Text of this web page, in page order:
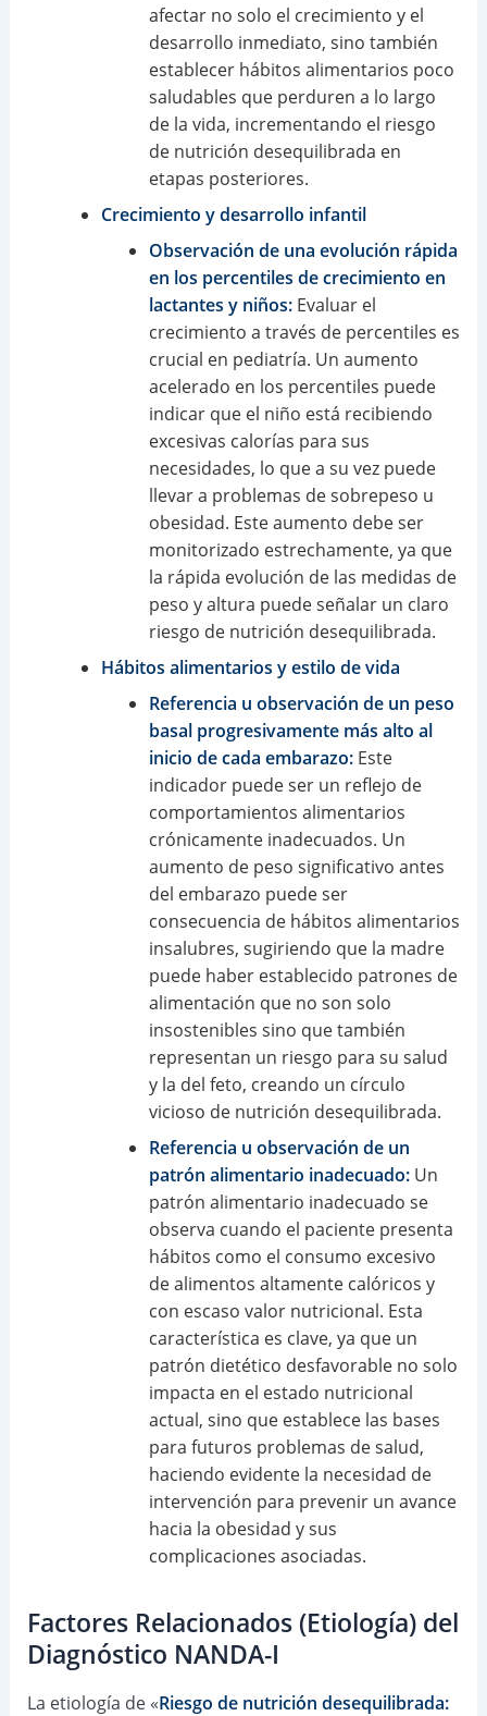
afectar no solo el crecimiento y el
desarrollo inmediato, sino también
establecer hábitos alimentarios poco
saludables que perduren a lo largo
de la vida, incrementando el riesgo
de nutrición desequilibrada en
etapas posteriores.
Crecimiento y desarrollo infantil
Observación de una evolución rápida
en los percentiles de crecimiento en
lactantes y niños:Evaluar el
crecimiento a través de percentiles es
crucial en pediatría. Un aumento
acelerado en los percentiles puede
indicar que el niño está recibiendo
excesivas calorías para sus
necesidades, lo que a su vez puede
llevar a problemas de sobrepeso u
obesidad. Este aumento debe ser
monitorizado estrechamente, ya que
la rápida evolución de las medidas de
peso y altura puede señalar un claro
riesgo de nutrición desequilibrada.
Hábitos alimentarios y estilo de vida
Referencia u observación de un peso
basal progresivamente más alto al
inicio de cada embarazo:Este
indicador puede ser un reflejo de
comportamientos alimentarios
crónicamente inadecuados. Un
aumento de peso significativo antes
del embarazo puede ser
consecuencia de hábitos alimentarios
insalubres, sugiriendo que la madre
puede haber establecido patrones de
alimentación que no son solo
insostenibles sino que también
representan un riesgo para su salud
y la del feto, creando un círculo
vicioso de nutrición desequilibrada.
Referencia u observación de un
patrón alimentario inadecuado:Un
patrón alimentario inadecuado se
observa cuando el paciente presenta
hábitos como el consumo excesivo
de alimentos altamente calóricos y
con escaso valor nutricional. Esta
característica es clave, ya que un
patrón dietético desfavorable no solo
impacta en el estado nutricional
actual, sino que establece las bases
para futuros problemas de salud,
haciendo evidente la necesidad de
intervención para prevenir un avance
hacia la obesidad y sus
complicaciones asociadas.
Factores Relacionados (Etiología) del
Diagnóstico NANDA-I
La etiología de «Riesgo de nutrición desequilibrada: